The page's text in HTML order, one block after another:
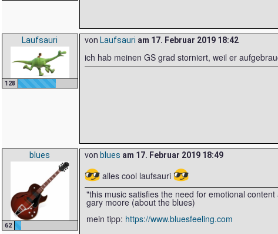
Laufsauri
128
von Laufsauri am 17. Februar 2019 18:42
ich hab meinen GS grad storniert, weil er
blues
62
von blues am 17. Februar 2019 18:49
😎alles cool laufsauri 😎
"this music satisfies the need for emotional
gary moore (about the blues)
mein tipp: https://www.bluesfeeling.com